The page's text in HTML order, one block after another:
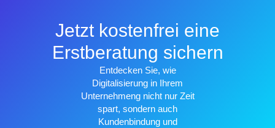
Jetzt kostenfrei eine
Erstberatung sichern
Entdecken Sie, wie
Digitalisierung in Ihrem
Unternehmeng nicht nur Zeit
spart, sondern auch
Kundenbindung und